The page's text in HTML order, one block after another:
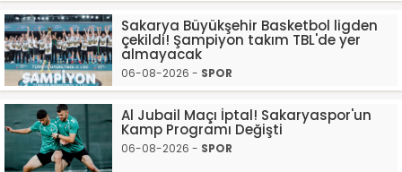
Sakarya Büyükşehir Basketbol ligden
çekildi! Şampiyon takım TBL'de yer
almayacak
06-08-2026 - SPOR
Al Jubail Maçı İptal! Sakaryaspor'un
Kamp Programı Değişti
06-08-2026 - SPOR